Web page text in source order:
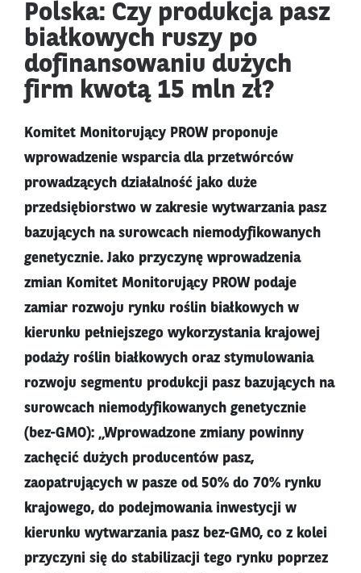
Polska: Czy produkcja pasz
białkowych ruszy po
dofinansowaniu dużych
firm kwotą 15 mln zł?
Komitet Monitorujący PROW proponuje
wprowadzenie wsparcia dla przetwórców
prowadzących działalność jako duże
przedsiębiorstwo w zakresie wytwarzania pasz
bazujących na surowcach niemodyfikowanych
genetycznie. Jako przyczynę wprowadzenia
zmian Komitet Monitorujący PROW podaje
zamiar rozwoju rynku roślin białkowych w
kierunku pełniejszego wykorzystania krajowej
podaży roślin białkowych oraz stymulowania
rozwoju segmentu produkcji pasz bazujących na
surowcach niemodyfikowanych genetycznie
(bez-GMO): „Wprowadzone zmiany powinny
zachęcić dużych producentów pasz,
zaopatrujących w pasze od 50% do 70% rynku
krajowego, do podejmowania inwestycji w
kierunku wytwarzania pasz bez-GMO, co z kolei
przyczyni się do stabilizacji tego rynku poprzez